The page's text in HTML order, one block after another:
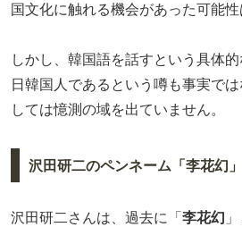
国文化に触れる機会があった可能性
しかし、韓国語を話すという具体
日韓国人であるという噂も事実で
しては憶測の域を出ていません。
沢田研二のペンネーム「李花幻
沢田研二さんは、過去に「 李花幻